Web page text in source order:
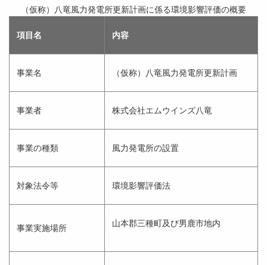
（仮称）八竜風力発電所更新計画に係る環境影響評価の概要
項目名 内容
事業名 （仮称）八竜風力発電所更新計画
事業者 株式会社エムウインズ八竜
事業の種類 風力発電所の設置
対象法令等 環境影響評価法
事業実施場所 山本郡三種町及び男鹿市地内